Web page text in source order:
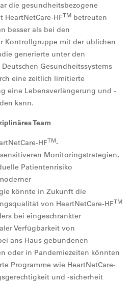
die gesundheitsbezogene
HFTM betreuten
besser als bei den
Kontrollgruppe mit der üblichen
generierte unter den
Gesundheitssystems
eine zeitlich limitierte
eine Lebensverlängerung und -
kann.
Team
HFTM-
Monitoringstrategien,
Patientenrisiko
könnte in Zukunft die
von HeartNetCare-HFTM
bei eingeschränkter
Verfügbarkeit von
ans Haus gebundenen
oder in Pandemiezeiten könnten
Programme wie HeartNetCare-
und -sicherheit